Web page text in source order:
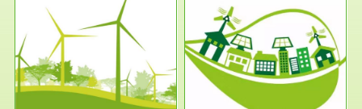
服务范围
环保竣工验收
根据《建设项目环境保护管理条